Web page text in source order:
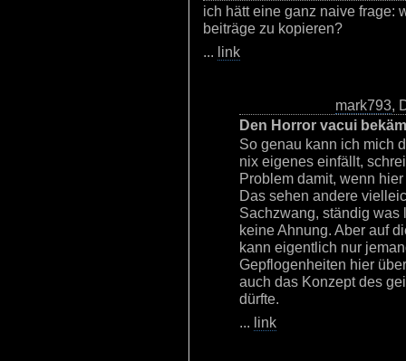
ich hätt eine ganz naive frage:
beiträge zu kopieren?
... link
mark793,
Den Horror vacui
So genau kann ich mich
nix eigenes einfällt,
Problem damit, wenn
Das sehen andere
Sachzwang, ständig was
keine Ahnung. Aber auf
kann eigentlich nur
Gepflogenheiten hier
auch das Konzept des
dürfte.
... link